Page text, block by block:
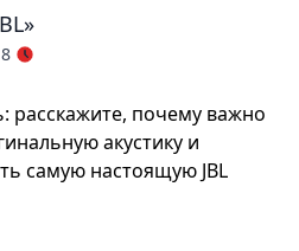
расскажите, почему важно
акустику и
самую настоящую JBL